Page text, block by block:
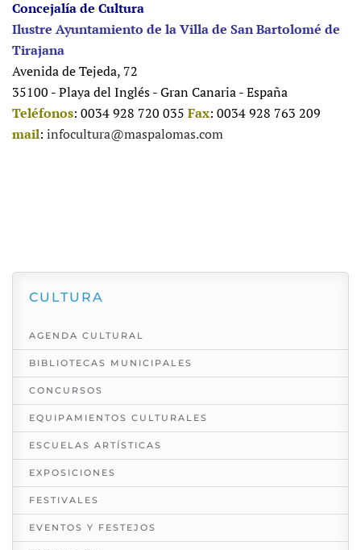
Concejalía de Cultura
Ilustre Ayuntamiento de la Villa de San Bartolomé de
Tirajana
Avenida de Tejeda, 72
35100 - Playa del Inglés - Gran Canaria - España
Teléfonos: 0034 928 720 035 Fax: 0034 928 763 209
mail: infocultura@maspalomas.com
CULTURA
AGENDA CULTURAL
BIBLIOTECAS MUNICIPALES
CONCURSOS
EQUIPAMIENTOS CULTURALES
ESCUELAS ARTÍSTICAS
EXPOSICIONES
FESTIVALES
EVENTOS Y FESTEJOS